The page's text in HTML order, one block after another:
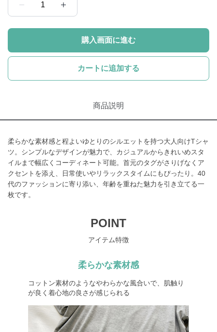
1
購入画面に進む
カートに追加する
商品説明
柔らかな素材感と程よいゆとりのシルエットを持つ大人向けTシャ
ツ。シンプルなデザインが魅力で、カジュアルからきれいめスタ
イルまで幅広くコーディネート可能。首元のタグがさりげなくア
クセントを添え、日常使いやリラックスタイムにもぴったり。40
代のファッションに寄り添い、年齢を重ねた魅力を引き立てる一
枚です。
POINT
アイテム特徴
柔らかな素材感
コットン素材のようなやわらかな風合いで、肌触り
が良く着心地の良さが感じられる